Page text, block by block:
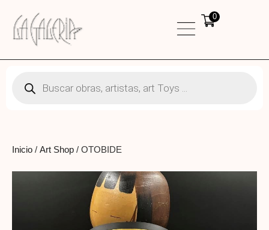
0
Inicio / Art Shop / OTOBIDE